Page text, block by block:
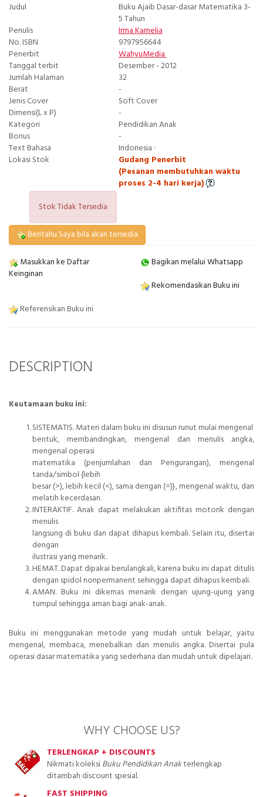
Judul
Buku Ajaib Dasar-dasar Matematika 3-
5 Tahun
Penulis
Irma Kamelia
No. ISBN
9797956644
Penerbit
WahyuMedia
Tanggal terbit
Desember - 2012
Jumlah Halaman
32
Berat
-
Jenis Cover
Soft Cover
Dimensi(L x P)
-
Kategori
Pendidikan Anak
Bonus
-
Text Bahasa
Indonesia ·
Lokasi Stok
Gudang Penerbit
(Pesanan membutuhkan waktu
proses 2-4 hari kerja)
Stok Tidak Tersedia
Beritahu Saya bila akan tersedia
Masukkan ke Daftar
Keinginan
Bagikan melalui Whatsapp
Rekomendasikan Buku ini
Referensikan Buku ini
DESCRIPTION
Keutamaan buku ini:
SISTEMATIS. Materi dalam buku ini disusun runut mulai mengenal
bentuk, membandingkan, mengenal dan menulis angka,
mengenal operasi
matematika (penjumlahan dan Pengurangan), mengenal
tanda/simbol {lebih
besar (>), lebih kecil (<), sama dengan (=)}, mengenal waktu, dan
melatih kecerdasan.
INTERAKTIF. Anak dapat melakukan aktifitas motorik dengan
menulis
langsung di buku dan dapat dihapus kembali. Selain itu, disertai
dengan
ilustrasi yang menarik.
HEMAT. Dapat dipakai berulangkali, karena buku ini dapat ditulis
dengan spidol nonpermanent sehingga dapat dihapus kembali.
AMAN. Buku ini dikemas menarik dengan ujung-ujung yang
tumpul sehingga aman bagi anak-anak.
Buku ini menggunakan metode yang mudah untuk belajar, yaitu
mengenal, membaca, menebalkan dan menulis angka. Disertai pula
operasi dasar matematika yang sederhana dan mudah untuk dipelajari.
WHY CHOOSE US?
TERLENGKAP + DISCOUNTS
Nikmati koleksiBuku Pendidikan Anakterlengkap
ditambah discount spesial.
FAST SHIPPING